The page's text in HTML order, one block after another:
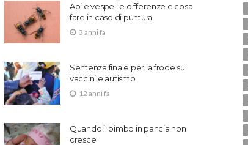
Api e vespe: le differenze e cosa
fare in caso di puntura
3 anni fa
Sentenza finale per la frode su
vaccini e autismo
12 anni fa
Quando il bimbo in pancia non
cresce